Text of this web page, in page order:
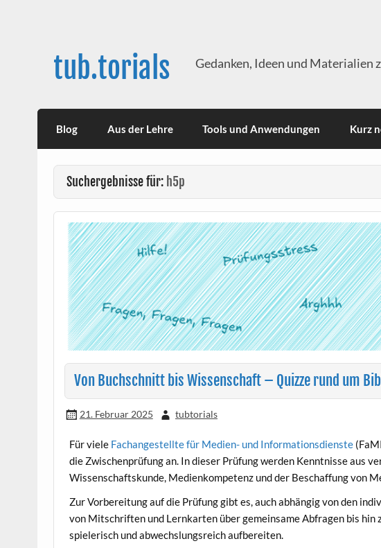
tub.torials Gedanken, Ideen und Materialien
Blog Aus der Lehre Tools und Anwendungen Kurz
Suchergebnisse für: h5p
Von Buchschnitt bis Wissenschaft – Quizze rund um
21. Februar 2025 tubtorials
Für viele Fachangestellte für Medien- und Informationsdienste
die Zwischenprüfung an. In dieser Prüfung werden Kenntnisse aus
Wissenschaftskunde, Medienkompetenz und der Beschaffung von
Zur Vorbereitung auf die Prüfung gibt es, auch abhängig von den
von Mitschriften und Lernkarten über gemeinsame Abfragen bis
spielerisch und abwechslungsreich aufbereiten.